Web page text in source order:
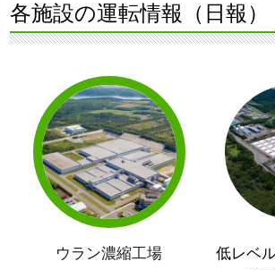
各施設の運転情報（日報）
ウラン濃縮工場
低レベ